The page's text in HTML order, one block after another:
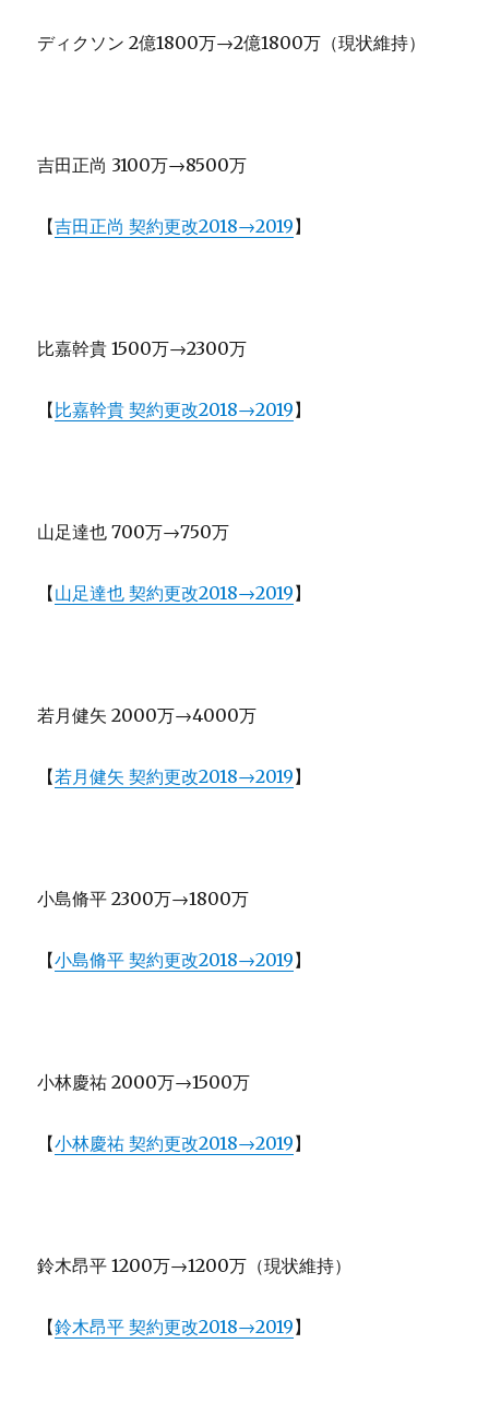
ディクソン 2億1800万→2億1800万（現状維持）
吉田正尚 3100万→8500万
【吉田正尚 契約更改2018→2019】
比嘉幹貴 1500万→2300万
【 比嘉幹貴 契約更改2018→2019】
山足達也 700万→750万
【山足達也 契約更改2018→2019】
若月健矢 2000万→4000万
【若月健矢 契約更改2018→2019】
小島脩平 2300万→1800万
【小島脩平 契約更改2018→2019】
小林慶祐 2000万→1500万
【小林慶祐 契約更改2018→2019】
鈴木昂平 1200万→1200万（現状維持）
【鈴木昂平 契約更改2018→2019】